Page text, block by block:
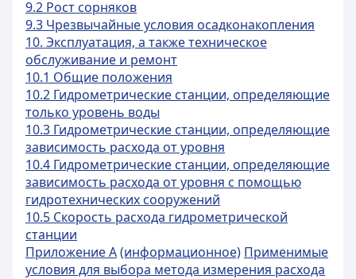
9.2 Рост сорняков
9.3 Чрезвычайные условия осадконакопления
10. Эксплуатация, а также техническое
обслуживание и ремонт
10.1 Общие положения
10.2 Гидрометрические станции, определяющие
только уровень воды
10.3 Гидрометрические станции, определяющие
зависимость расхода от уровня
10.4 Гидрометрические станции, определяющие
зависимость расхода от уровня с помощью
гидротехнических сооружений
10.5 Скорость расхода гидрометрической
станции
Приложение А(информационное) Применимые
условия для выбора метода измерения расхода